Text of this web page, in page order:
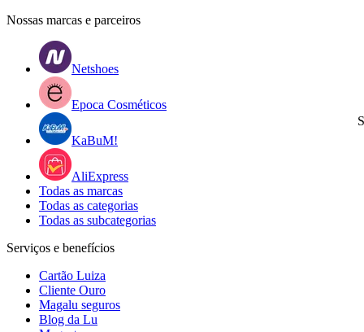
Nossas marcas e parceiros
Netshoes
Epoca Cosméticos
KaBuM!
AliExpress
Todas as marcas
Todas as categorias
Todas as subcategorias
Serviços e benefícios
Cartão Luiza
Cliente Ouro
Magalu seguros
Blog da Lu